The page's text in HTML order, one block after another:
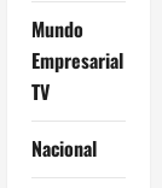
Mundo
Empresarial
TV
Nacional